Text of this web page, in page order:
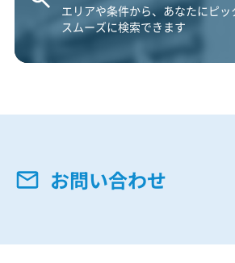
エリアや条件から、あなたにピッ
スムーズに検索できます
お問い合わせ